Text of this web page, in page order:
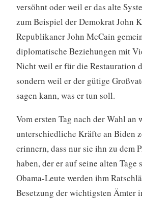
versöhnt oder weil er das alte
zum Beispiel der Demokrat John
Republikaner John McCain
diplomatische Beziehungen mit
Nicht weil er für die Restauration
sondern weil er der gütige
sagen kann, was er tun soll.
Vom ersten Tag nach der Wahl an
unterschiedliche Kräfte an Biden
erinnern, dass nur sie ihn zu dem
haben, der er auf seine alten Tage
Obama-Leute werden ihm
Besetzung der wichtigsten Ämter